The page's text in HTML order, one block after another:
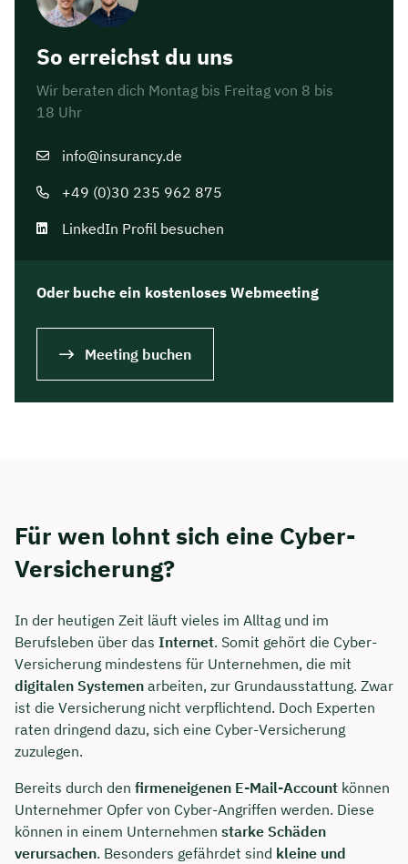
So erreichst du uns
Wir beraten dich Montag bis Freitag von 8 bis
18 Uhr
info@insurancy.de
+49 (0)30 235 962 875
LinkedIn Profil besuchen
Oder buche ein kostenloses Webmeeting
Meeting buchen
Für wen lohnt sich eine Cyber-
Versicherung?
In der heutigen Zeit läuft vieles im Alltag und im
Berufsleben über das Internet. Somit gehört die Cyber-
Versicherung mindestens für Unternehmen, die mit
digitalen Systemen arbeiten, zur Grundausstattung. Zwar
ist die Versicherung nicht verpflichtend. Doch Experten
raten dringend dazu, sich eine Cyber-Versicherung
zuzulegen.
Bereits durch den firmeneigenen E-Mail-Account können
Unternehmer Opfer von Cyber-Angriffen werden. Diese
können in einem Unternehmen starke Schäden
verursachen. Besonders gefährdet sind kleine und